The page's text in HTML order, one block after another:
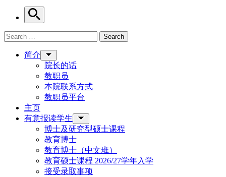
Search
Search for: Search
简介
院长的话
教职员
本院联系方式
教职员平台
主页
有意报读学生
博士及研究型硕士课程
教育博士
教育博士（中文班）
教育硕士课程 2026/27学年入学
接受录取事项